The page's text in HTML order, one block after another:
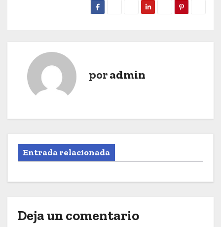
poradmin
Entrada relacionada
Deja un comentario